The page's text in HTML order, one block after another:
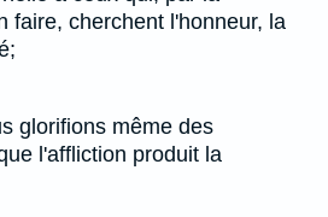
faire, cherchent l'honneur, la
glorifions même des
l'affliction produit la